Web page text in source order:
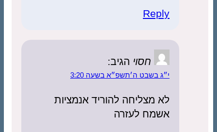
Reply
חסוי הגיב:
י״ג בשבט ה׳תשפ״א בשעה 3:20
לא מצליחה להוריד אנמציות
אשמח לעזרה